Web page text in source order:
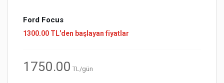
Ford Focus
1300.00 TL'den başlayan fiyatlar
1750.00 TL/gün